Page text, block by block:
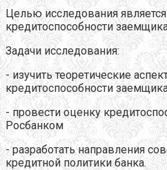
Целью исследования
кредитоспособности
Задачи исследования:
- изучить теоретические
кредитоспособности
- провести оценку
Росбанком
- разработать направления
кредитной политики банка.